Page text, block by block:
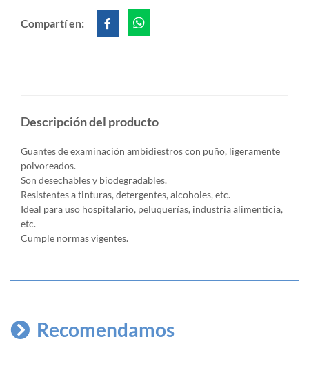
Compartí en:
Descripción del producto
Guantes de examinación ambidiestros con puño, ligeramente
polvoreados.
Son desechables y biodegradables.
Resistentes a tinturas, detergentes, alcoholes, etc.
Ideal para uso hospitalario, peluquerías, industria alimenticia,
etc.
Cumple normas vigentes.
Recomendamos